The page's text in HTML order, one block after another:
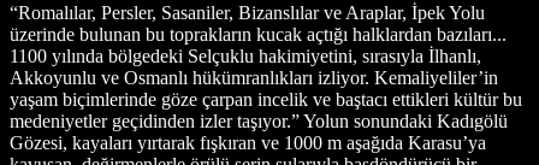
“Romalılar, Persler, Sasaniler, Bizanslılar ve Araplar, İpek Yolu
üzerinde bulunan bu toprakların kucak açtığı halklardan bazıları...
1100 yılında bölgedeki Selçuklu hakimiyetini, sırasıyla İlhanlı,
Akkoyunlu ve Osmanlı hükümranlıkları izliyor. Kemaliyeliler’in
yaşam biçimlerinde göze çarpan incelik ve baştacı ettikleri kültür bu
medeniyetler geçidinden izler taşıyor.” Yolun sonundaki Kadıgölü
Gözesi, kayaları yırtarak fışkıran ve 1000 m aşağıda Karasu’ya